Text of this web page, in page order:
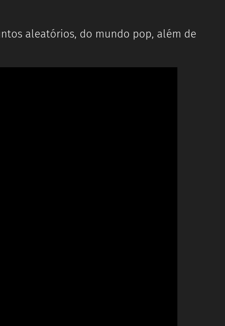
aleatórios, do mundo pop, além de